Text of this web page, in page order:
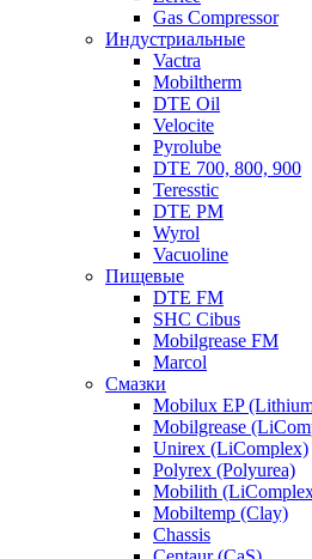
Gas Compressor
Индустриальные
Vactra
Mobiltherm
DTE Oil
Velocite
Pyrolube
DTE 700, 800, 900
Teresstic
DTE PM
Wyrol
Vacuoline
Пищевые
DTE FM
SHC Cibus
Mobilgrease FM
Marcol
Смазки
Mobilux EP
Mobilgrease
Unirex (LiComplex)
Polyrex (Polyurea)
Mobilith
Mobiltemp (Clay)
Chassis